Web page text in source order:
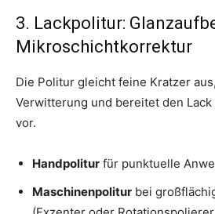
3. Lackpolitur:
Mikroschichtkorrektur
Die Politur gleicht feine Kratzer
Verwitterung und bereitet den
vor.
Handpolitur für punktuelle
Maschinenpolitur bei